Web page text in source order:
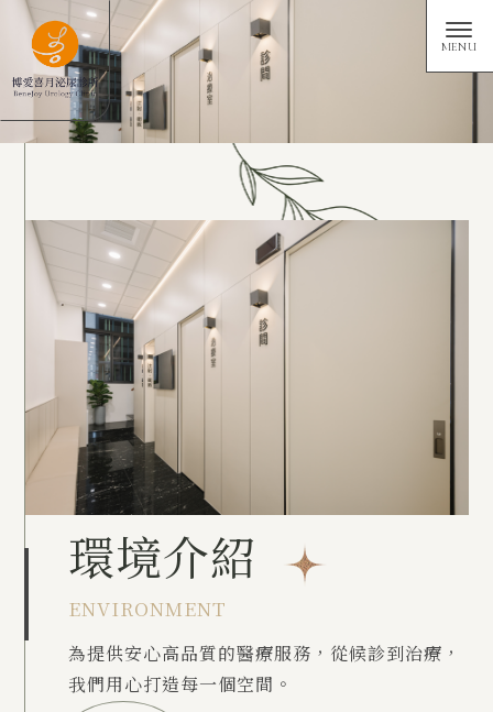
環境介紹
ENVIRONMENT
為提供安心高品質的醫療服務，從候診到治療，
我們用心打造每一個空間。